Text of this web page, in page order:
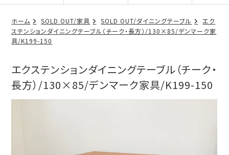
ホーム SOLD OUT/家具 SOLD OUT/ダイニングテーブル
エク
ステンションダイニングテーブル（チーク・長方）/130×85/デンマーク家
具/K199-150
エクステンションダイニングテーブル（チーク・
長方）/130×85/デンマーク家具/K199-150